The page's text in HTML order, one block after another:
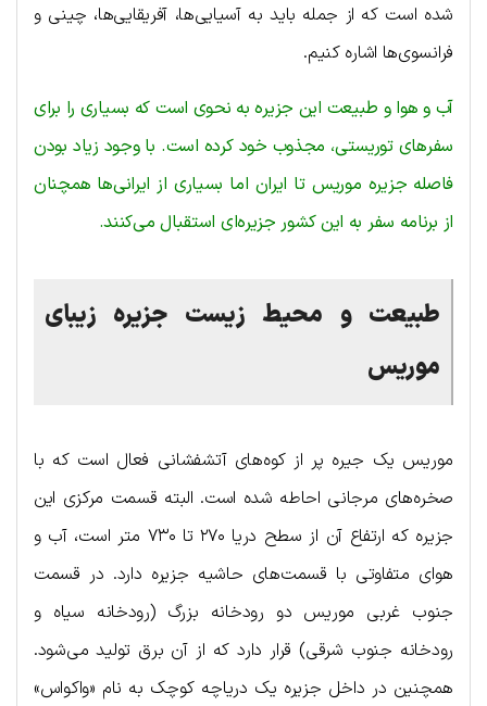
شده است که از جمله باید به آسیایی‌ها، آفریقایی‌ها، چینی و
فرانسوی‌ها اشاره کنیم.
آب و هوا و طبیعت این جزیره به نحوی است که بسیاری را برای
سفرهای توریستی، مجذوب خود کرده است. با وجود زیاد بودن
فاصله جزیره موریس تا ایران اما بسیاری از ایرانی‌ها همچنان
از برنامه سفر به این کشور جزیره‌ای استقبال می‌کنند.
طبیعت و محیط زیست جزیره زیبای
موریس
موریس یک جیره پر از کوه‌های آتشفشانی فعال است که با
صخره‌های مرجانی احاطه شده است. البته قسمت مرکزی این
جزیره که ارتفاع آن از سطح دریا ۲۷۰ تا ۷۳۰ متر است، آب و
هوای متفاوتی با قسمت‌های حاشیه جزیره دارد. در قسمت
جنوب غربی موریس دو رودخانه بزرگ (رودخانه سیاه و
رودخانه جنوب شرقی) قرار دارد که از آن برق تولید می‌شود.
همچنین در داخل جزیره یک دریاچه کوچک به نام «واکواس»